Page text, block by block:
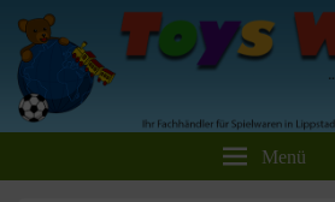
Toys World
Ihr Fachhändler für Spielwaren und Freizeitartikel
Menü